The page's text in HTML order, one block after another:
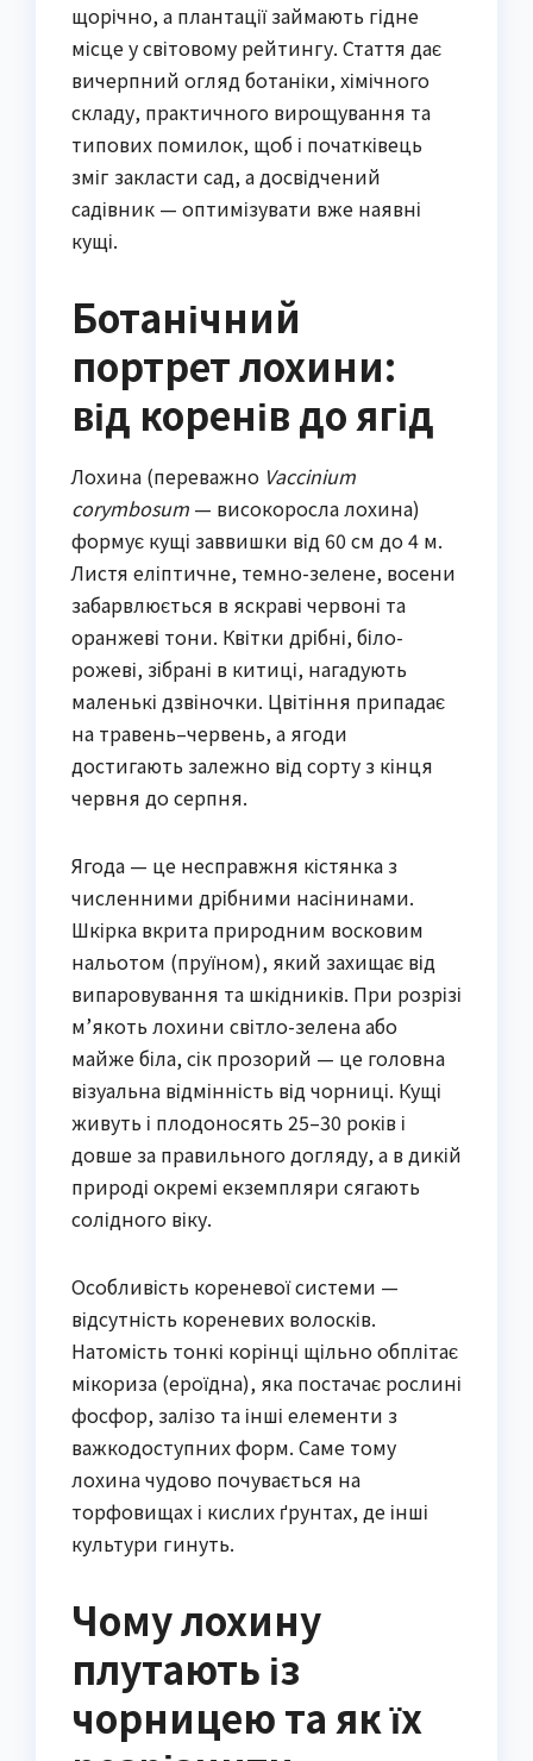
щорічно, а плантації займають гідне
місце у світовому рейтингу. Стаття дає
вичерпний огляд ботаніки, хімічного
складу, практичного вирощування та
типових помилок, щоб і початківець
зміг закласти сад, а досвідчений
садівник — оптимізувати вже наявні
кущі.
Ботанічний
портрет лохини:
від коренів до ягід
Лохина (переважно Vaccinium
corymbosum — високоросла лохина)
формує кущі заввишки від 60 см до 4 м.
Листя еліптичне, темно-зелене, восени
забарвлюється в яскраві червоні та
оранжеві тони. Квітки дрібні, біло-
рожеві, зібрані в китиці, нагадують
маленькі дзвіночки. Цвітіння припадає
на травень–червень, а ягоди
достигають залежно від сорту з кінця
червня до серпня.
Ягода — це несправжня кістянка з
численними дрібними насінинами.
Шкірка вкрита природним восковим
нальотом (пруїном), який захищає від
випаровування та шкідників. При розрізі
м’якоть лохини світло-зелена або
майже біла, сік прозорий — це головна
візуальна відмінність від чорниці. Кущі
живуть і плодоносять 25–30 років і
довше за правильного догляду, а в дикій
природі окремі екземпляри сягають
солідного віку.
Особливість кореневої системи —
відсутність кореневих волосків.
Натомість тонкі корінці щільно обплітає
мікориза (ероїдна), яка постачає рослині
фосфор, залізо та інші елементи з
важкодоступних форм. Саме тому
лохина чудово почувається на
торфовищах і кислих ґрунтах, де інші
культури гинуть.
Чому лохину
плутають із
чорницею та як їх